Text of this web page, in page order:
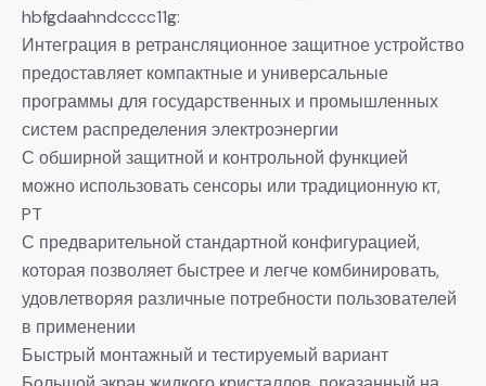
hbfgdaahndcccc11g:
Интеграция в ретрансляционное защитное устройство
предоставляет компактные и универсальные
программы для государственных и промышленных
систем распределения электроэнергии
С обширной защитной и контрольной функцией
можно использовать сенсоры или традиционную кт,
PT
С предварительной стандартной конфигурацией,
которая позволяет быстрее и легче комбинировать,
удовлетворяя различные потребности пользователей
в применении
Быстрый монтажный и тестируемый вариант